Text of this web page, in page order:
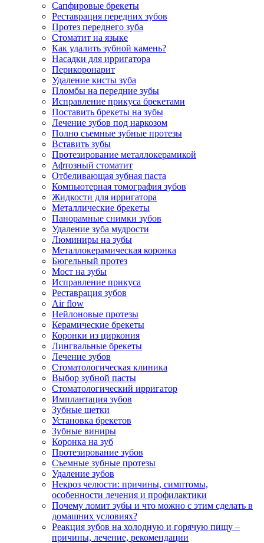
Сапфировые брекеты
Реставрация передних зубов
Протез переднего зуба
Стоматит на языке
Как удалить зубной камень?
Насадки для ирригатора
Перикоронарит
Удаление кисты зуба
Пломбы на передние зубы
Исправление прикуса брекетами
Поставить брекеты на зубы
Лечение зубов под наркозом
Полно съемные зубные протезы
Вставить зубы
Протезирование металлокерамикой
Афтозный стоматит
Отбеливающая зубная паста
Компьютерная томография зубов
Жидкости для ирригатора
Металлические брекеты
Панорамные снимки зубов
Удаление зуба мудрости
Люминиры на зубы
Металлокерамическая коронка
Бюгельный протез
Мост на зубы
Исправление прикуса
Реставрация зубов
Air flow
Нейлоновые протезы
Керамические брекеты
Коронки из циркония
Лингвальные брекеты
Лечение зубов
Стоматологическая клиника
Выбор зубной пасты
Стоматологический ирригатор
Имплантация зубов
Зубные щетки
Установка брекетов
Зубные виниры
Коронка на зуб
Протезирование зубов
Съемные зубные протезы
Удаление зубов
Некроз челюсти: причины, симптомы,
особенности лечения и профилактики
Почему ломит зубы и что можно с этим сделать в
домашних условиях?
Реакция зубов на холодную и горячую пищу –
причины, лечение, рекомендации